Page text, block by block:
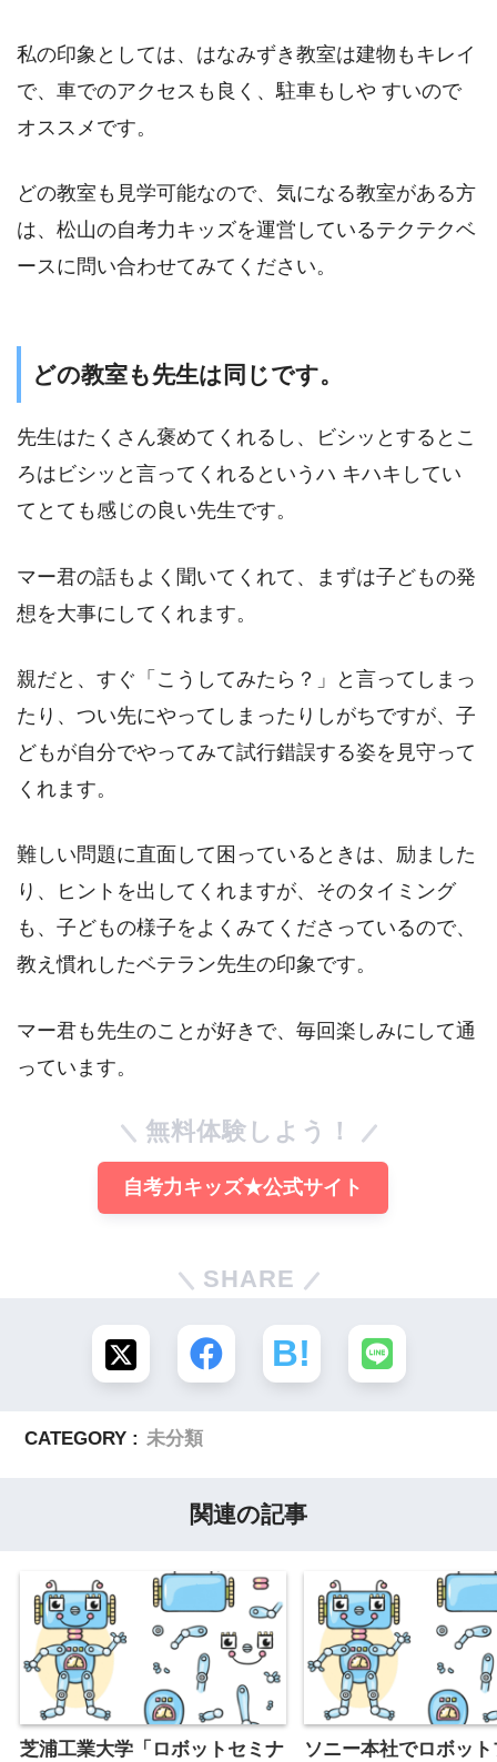
私の印象としては、はなみずき教室は建物もキレイ
で、車でのアクセスも良く、駐車もしや すいので
オススメです。
どの教室も見学可能なので、気になる教室がある方
は、松山の自考力キッズを運営しているテクテクベ
ースに問い合わせてみてください。
どの教室も先生は同じです。
先生はたくさん褒めてくれるし、ビシッとするとこ
ろはビシッと言ってくれるというハ キハキしてい
てとても感じの良い先生です。
マー君の話もよく聞いてくれて、まずは子どもの発
想を大事にしてくれます。
親だと、すぐ「こうしてみたら？」と言ってしまっ
たり、つい先にやってしまったりしがちですが、子
どもが自分でやってみて試行錯誤する姿を見守って
くれます。
難しい問題に直面して困っているときは、励ました
り、ヒントを出してくれますが、そのタイミング
も、子どもの様子をよくみてくださっているので、
教え慣れしたベテラン先生の印象です。
マー君も先生のことが好きで、毎回楽しみにして通
っています。
無料体験しよう！
自考力キッズ★公式サイト
SHARE
CATEGORY : 未分類
関連の記事
芝浦工業大学「ロボットセミナ
ソニー本社でロボッ